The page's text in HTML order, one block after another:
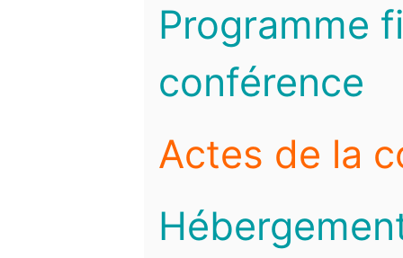
Programme
conférence
Actes de la